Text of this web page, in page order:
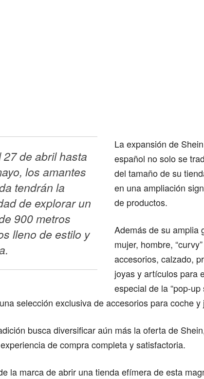
27 de abril hasta
los amantes
tendrán la
de explorar un
900 metros
lleno de estilo y
La expansión de
español no solo se
del tamaño de su
en una ampliación
de productos.
Además de su amplia
mujer, hombre,
accesorios, calzado,
joyas y artículos para
especial de la “pop-
selección exclusiva de accesorios para coche y
busca diversificar aún más la oferta de
de compra completa y satisfactoria.
la marca de abrir una tienda efímera de esta